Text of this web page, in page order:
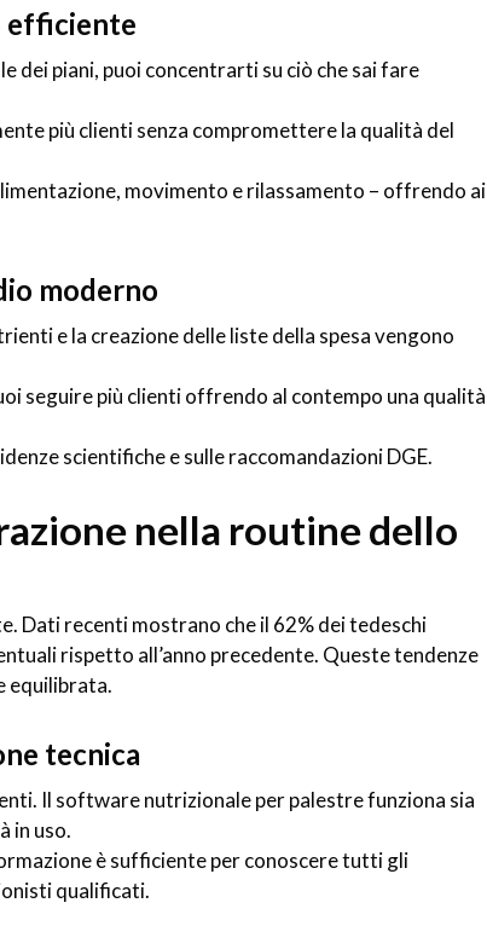
efficiente
dei piani, puoi concentrarti su ciò che sai fare
più clienti senza compromettere la qualità del
movimento e rilassamento – offrendo ai
moderno
e la creazione delle liste della spesa vengono
seguire più clienti offrendo al contempo una qualità
scientifiche e sulle raccomandazioni DGE.
nella routine dello
Dati recenti mostrano che il 62% dei tedeschi
rispetto all’anno precedente. Queste tendenze
equilibrata.
tecnica
Il software nutrizionale per palestre funziona sia
in uso.
è sufficiente per conoscere tutti gli
qualificati.